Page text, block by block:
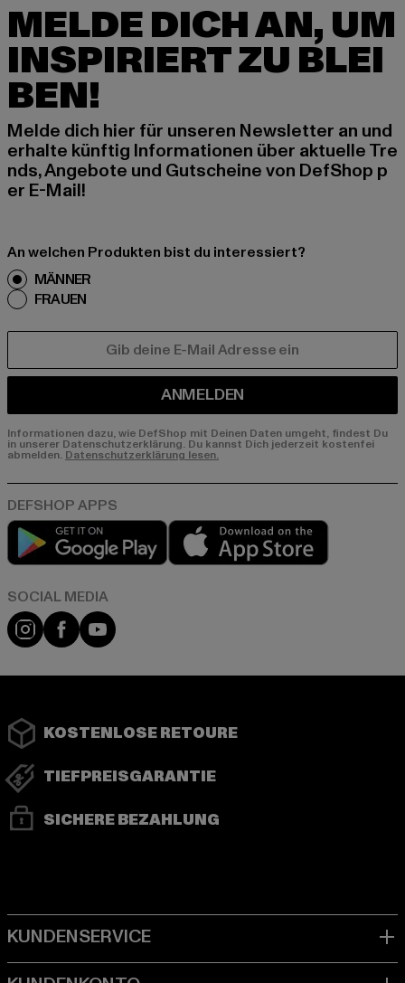
MELDE DICH AN, UM
INSPIRIERT ZU BLEI
BEN!
Melde dich hier für unseren Newsletter an und
erhalte künftig Informationen über aktuelle Tre
nds, Angebote und Gutscheine von DefShop p
er E-Mail!
An welchen Produkten bist du interessiert?
MÄNNER
FRAUEN
ANMELDEN
Informationen dazu, wie DefShop mit Deinen Daten umgeht, findest Du
in unserer Datenschutzerklärung. Du kannst Dich jederzeit kostenfei
abmelden. Datenschutzerklärung lesen.
Play market
Instagram
FacebookYouTube
KOSTENLOSE RETOURE
TIEFPREISGARANTIE
SICHERE BEZAHLUNG